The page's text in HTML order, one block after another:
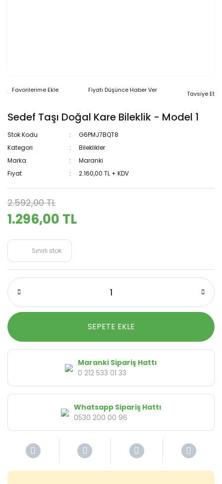
Fiyatı Düşünce Haber Ver Tavsiye Et
Sedef Taşı Doğal Kare Bileklik - Model 1
Stok Kodu
G6PMJ7BQT8
Kategori
Bileklikler
Marka
Maranki
Fiyat
2.160,00 TL + KDV
2.592,00 TL
1.296,00 TL
Sınırlı stok
SEPETE EKLE
Maranki Sipariş Hattı
0 212 533 01 33
Whatsapp Sipariş Hattı
0530 200 00 96